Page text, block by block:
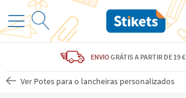
ENVIOGRÁTIS A PARTIR DE 19 €
Ver Potes para o lancheiras personalizados